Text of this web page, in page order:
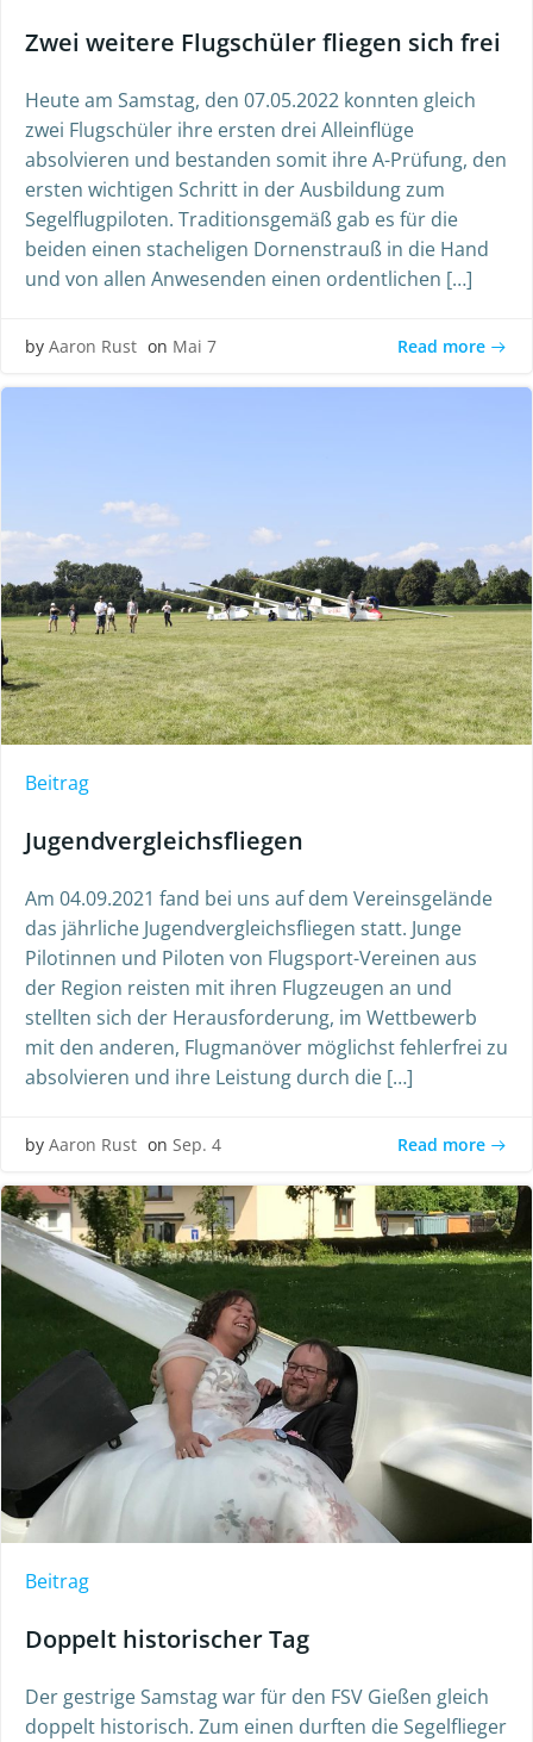
Zwei weitere Flugschüler fliegen sich frei
Heute am Samstag, den 07.05.2022 konnten gleich
zwei Flugschüler ihre ersten drei Alleinflüge
absolvieren und bestanden somit ihre A-Prüfung, den
ersten wichtigen Schritt in der Ausbildung zum
Segelflugpiloten. Traditionsgemäß gab es für die
beiden einen stacheligen Dornenstrauß in die Hand
und von allen Anwesenden einen ordentlichen […]
by Aaron Rust on Mai 7 Read more
Beitrag
Jugendvergleichsfliegen
Am 04.09.2021 fand bei uns auf dem Vereinsgelände
das jährliche Jugendvergleichsfliegen statt. Junge
Pilotinnen und Piloten von Flugsport-Vereinen aus
der Region reisten mit ihren Flugzeugen an und
stellten sich der Herausforderung, im Wettbewerb
mit den anderen, Flugmanöver möglichst fehlerfrei zu
absolvieren und ihre Leistung durch die […]
by Aaron Rust on Sep. 4 Read more
Beitrag
Doppelt historischer Tag
Der gestrige Samstag war für den FSV Gießen gleich
doppelt historisch. Zum einen durften die Segelflieger